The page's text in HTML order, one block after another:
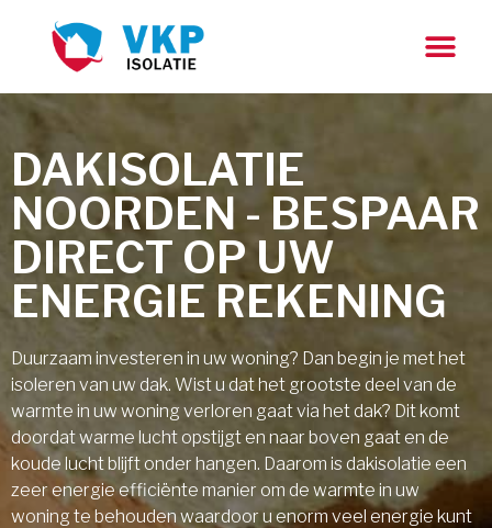
DAKISOLATIE
NOORDEN - BESPAAR
DIRECT OP UW
ENERGIE REKENING
Duurzaam investeren in uw woning? Dan begin je met het
isoleren van uw dak. Wist u dat het grootste deel van de
warmte in uw woning verloren gaat via het dak? Dit komt
doordat warme lucht opstijgt en naar boven gaat en de
koude lucht blijft onder hangen. Daarom is dakisolatie een
zeer energie efficiënte manier om de warmte in uw
woning te behouden waardoor u enorm veel energie kunt